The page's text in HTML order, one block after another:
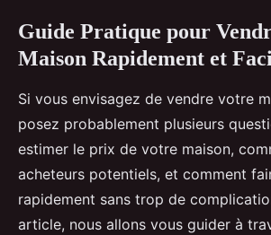
Guide Pratique pour
Maison Rapidement et
Si vous envisagez de vendre votre
posez probablement plusieurs
estimer le prix de votre maison,
acheteurs potentiels, et comment
rapidement sans trop de
article, nous allons vous guider à